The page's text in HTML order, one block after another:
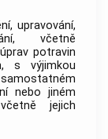
upravování,
včetně
potravin
s výjimkou
nebo jiném
jejich